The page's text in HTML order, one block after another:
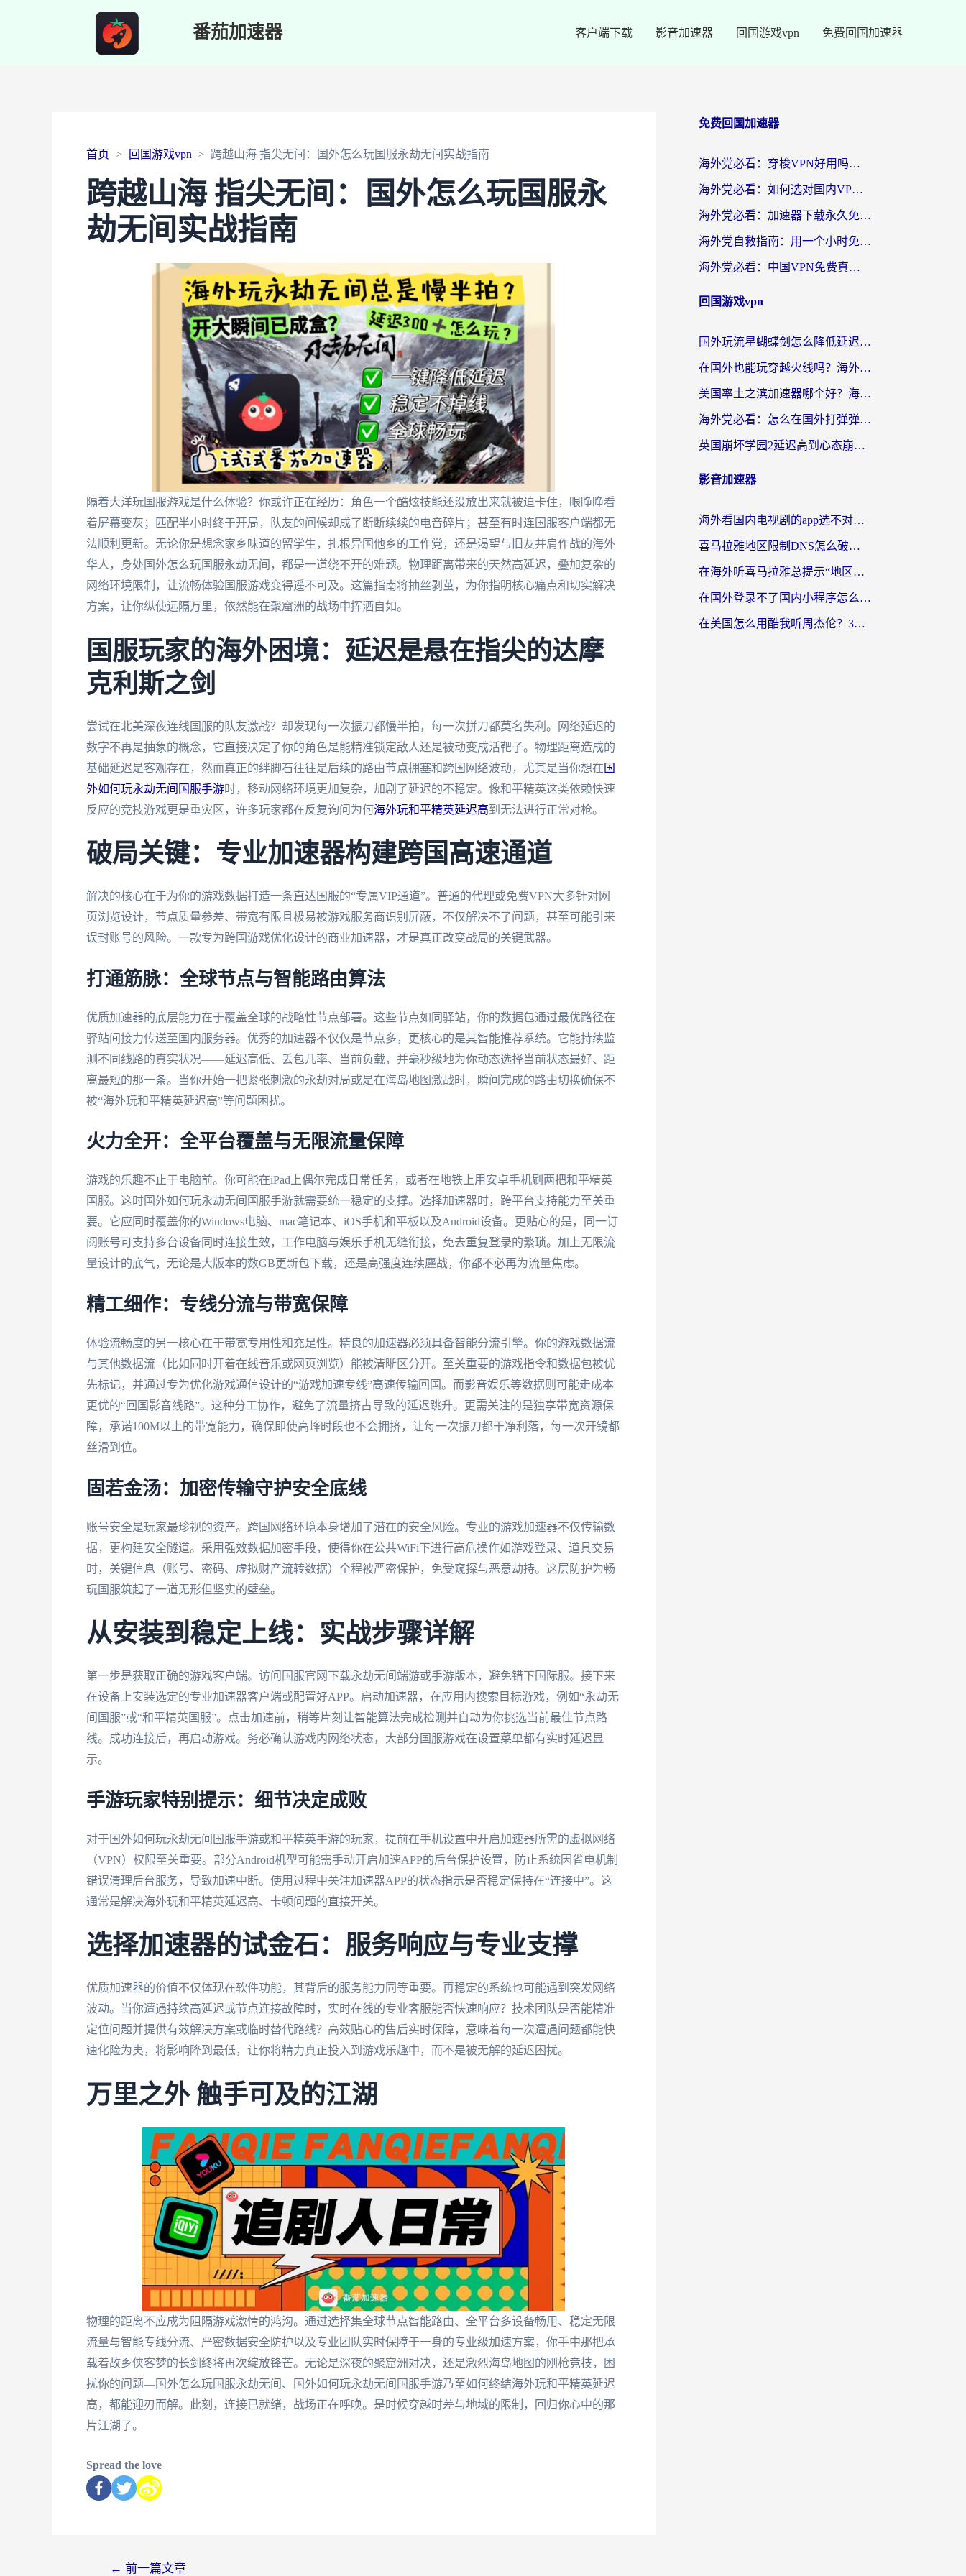
番茄加速器 客户端下载 影音加速器 回国游戏vpn 免费回国加速器
首页 回国游戏vpn 跨越山海 指尖无间：国外怎么玩国服永劫无间实战指南
跨越山海 指尖无间：国外怎么玩国服永
劫无间实战指南
隔着大洋玩国服游戏是什么体验？你或许正在经历：角色一个酷炫技能还没放出来就被迫卡住，眼睁睁看
着屏幕变灰；匹配半小时终于开局，队友的问候却成了断断续续的电音碎片；甚至有时连国服客户端都无
法顺利更新。无论你是想念家乡味道的留学生，扎根异国他乡的工作党，还是渴望与旧友并肩作战的海外
华人，身处国外怎么玩国服永劫无间，都是一道绕不开的难题。物理距离带来的天然高延迟，叠加复杂的
网络环境限制，让流畅体验国服游戏变得遥不可及。这篇指南将抽丝剥茧，为你指明核心痛点和切实解决
方案，让你纵使远隔万里，依然能在聚窟洲的战场中挥洒自如。
国服玩家的海外困境：延迟是悬在指尖的达摩
克利斯之剑
尝试在北美深夜连线国服的队友激战？却发现每一次振刀都慢半拍，每一次拼刀都莫名失利。网络延迟的
数字不再是抽象的概念，它直接决定了你的角色是能精准锁定敌人还是被动变成活靶子。物理距离造成的
基础延迟是客观存在，然而真正的绊脚石往往是后续的路由节点拥塞和跨国网络波动，尤其是当你想在 国
外如何玩永劫无间国服手游时，移动网络环境更加复杂，加剧了延迟的不稳定。像和平精英这类依赖快速
反应的竞技游戏更是重灾区，许多玩家都在反复询问为何海外玩和平精英延迟高到无法进行正常对枪。
破局关键：专业加速器构建跨国高速通道
解决的核心在于为你的游戏数据打造一条直达国服的“专属VIP通道”。普通的代理或免费VPN大多针对网
页浏览设计，节点质量参差、带宽有限且极易被游戏服务商识别屏蔽，不仅解决不了问题，甚至可能引来
误封账号的风险。一款专为跨国游戏优化设计的商业加速器，才是真正改变战局的关键武器。
打通筋脉：全球节点与智能路由算法
优质加速器的底层能力在于覆盖全球的战略性节点部署。这些节点如同驿站，你的数据包通过最优路径在
驿站间接力传送至国内服务器。优秀的加速器不仅仅是节点多，更核心的是其智能推荐系统。它能持续监
测不同线路的真实状况——延迟高低、丢包几率、当前负载，并毫秒级地为你动态选择当前状态最好、距
离最短的那一条。当你开始一把紧张刺激的永劫对局或是在海岛地图激战时，瞬间完成的路由切换确保不
被“海外玩和平精英延迟高”等问题困扰。
火力全开：全平台覆盖与无限流量保障
游戏的乐趣不止于电脑前。你可能在iPad上偶尔完成日常任务，或者在地铁上用安卓手机刷两把和平精英
国服。这时国外如何玩永劫无间国服手游就需要统一稳定的支撑。选择加速器时，跨平台支持能力至关重
要。它应同时覆盖你的Windows电脑、mac笔记本、iOS手机和平板以及Android设备。更贴心的是，同一订
阅账号可支持多台设备同时连接生效，工作电脑与娱乐手机无缝衔接，免去重复登录的繁琐。加上无限流
量设计的底气，无论是大版本的数GB更新包下载，还是高强度连续鏖战，你都不必再为流量焦虑。
精工细作：专线分流与带宽保障
体验流畅度的另一核心在于带宽专用性和充足性。精良的加速器必须具备智能分流引擎。你的游戏数据流
与其他数据流（比如同时开着在线音乐或网页浏览）能被清晰区分开。至关重要的游戏指令和数据包被优
先标记，并通过专为优化游戏通信设计的“游戏加速专线”高速传输回国。而影音娱乐等数据则可能走成本
更优的“回国影音线路”。这种分工协作，避免了流量挤占导致的延迟跳升。更需关注的是独享带宽资源保
障，承诺100M以上的带宽能力，确保即使高峰时段也不会拥挤，让每一次振刀都干净利落，每一次开镜都
丝滑到位。
固若金汤：加密传输守护安全底线
账号安全是玩家最珍视的资产。跨国网络环境本身增加了潜在的安全风险。专业的游戏加速器不仅传输数
据，更构建安全隧道。采用强效数据加密手段，使得你在公共WiFi下进行高危操作如游戏登录、道具交易
时，关键信息（账号、密码、虚拟财产流转数据）全程被严密保护，免受窥探与恶意劫持。这层防护为畅
玩国服筑起了一道无形但坚实的壁垒。
从安装到稳定上线：实战步骤详解
第一步是获取正确的游戏客户端。访问国服官网下载永劫无间端游或手游版本，避免错下国际服。接下来
在设备上安装选定的专业加速器客户端或配置好APP。启动加速器，在应用内搜索目标游戏，例如“永劫无
间国服”或“和平精英国服”。点击加速前，稍等片刻让智能算法完成检测并自动为你挑选当前最佳节点路
线。成功连接后，再启动游戏。务必确认游戏内网络状态，大部分国服游戏在设置菜单都有实时延迟显
示。
手游玩家特别提示：细节决定成败
对于国外如何玩永劫无间国服手游或和平精英手游的玩家，提前在手机设置中开启加速器所需的虚拟网络
（VPN）权限至关重要。部分Android机型可能需手动开启加速APP的后台保护设置，防止系统因省电机制
错误清理后台服务，导致加速中断。使用过程中关注加速器APP的状态指示是否稳定保持在“连接中”。这
通常是解决海外玩和平精英延迟高、卡顿问题的直接开关。
选择加速器的试金石：服务响应与专业支撑
优质加速器的价值不仅体现在软件功能，其背后的服务能力同等重要。再稳定的系统也可能遇到突发网络
波动。当你遭遇持续高延迟或节点连接故障时，实时在线的专业客服能否快速响应？技术团队是否能精准
定位问题并提供有效解决方案或临时替代路线？高效贴心的售后实时保障，意味着每一次遭遇问题都能快
速化险为夷，将影响降到最低，让你将精力真正投入到游戏乐趣中，而不是被无解的延迟困扰。
万里之外 触手可及的江湖
物理的距离不应成为阻隔游戏激情的鸿沟。通过选择集全球节点智能路由、全平台多设备畅用、稳定无限
流量与智能专线分流、严密数据安全防护以及专业团队实时保障于一身的专业级加速方案，你手中那把承
载着故乡侠客梦的长剑终将再次绽放锋芒。无论是深夜的聚窟洲对决，还是激烈海岛地图的刚枪竞技，困
扰你的问题—国外怎么玩国服永劫无间、国外如何玩永劫无间国服手游乃至如何终结海外玩和平精英延迟
高，都能迎刃而解。此刻，连接已就绪，战场正在呼唤。是时候穿越时差与地域的限制，回归你心中的那
片江湖了。
Spread the love
← 前一篇文章
免费回国加速器
海外党必看：穿梭VPN好用吗？和云帆VPN对比哪个回国效果更好？附真实测评+避坑指南
海外党必看：如何选对国内VPN，实现无缝访问国内资源？
海外党必看：加速器下载永久免费版真的存在吗？教你无缝访问国内资源的正确姿势
海外党自救指南：用一个小时免费加速器，轻松打破国内资源访问壁垒？
海外党必看：中国VPN免费真的靠谱吗？手把手教你选对回国加速器
回国游戏vpn
国外玩流星蝴蝶剑怎么降低延迟？海外党必看的加速秘籍（含欧洲鸣潮&彩虹岛优化攻略）
在国外也能玩穿越火线吗？海外玩家国服游戏畅玩终极指南
美国率土之滨加速器哪个好？海外党国服游戏畅玩终极指南（附多游戏解决方案）
海外党必看：怎么在国外打弹弹堂不卡？番茄加速器亲测指南
英国崩坏学园2延迟高到心态崩？海外党国服游戏加速终极指南
影音加速器
海外看国内电视剧的app选不对？这份回国加速器避坑指南帮你流畅追剧
喜马拉雅地区限制DNS怎么破？海外党听国内音乐听书的终极解决方案
在海外听喜马拉雅总提示“地区限制”？3步轻松解除+听国内音乐全攻略
在国外登录不了国内小程序怎么办？选对回国加速器，轻松解锁国内资源
在美国怎么用酷我听周杰伦？3步搞定海外听歌难题